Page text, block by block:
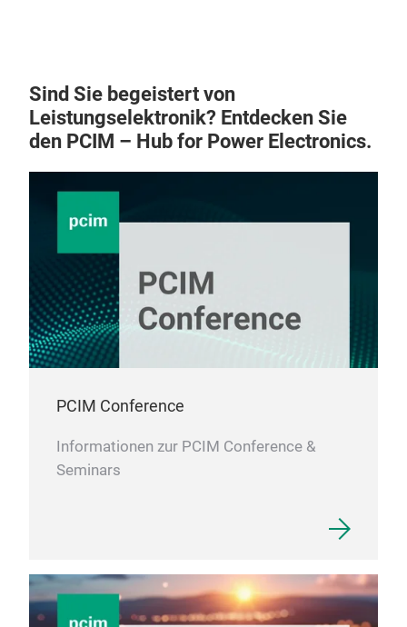
Sind Sie begeistert von
Leistungselektronik? Entdecken Sie
den PCIM – Hub for Power Electronics.
PCIM Conference
Informationen zur PCIM Conference &
Seminars